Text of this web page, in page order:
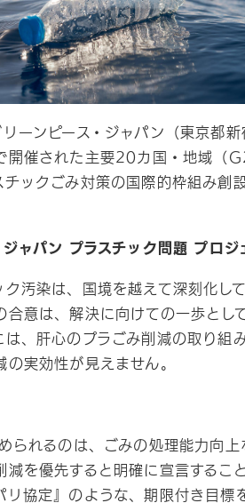
ーンピース・ジャパン（東京都
開催された主要20カ国・地域（
チックごみ対策の国際的枠組み創
ジャパン プラスチック問題 プロ
ク汚染は、国境を越えて深刻化し
合意は、解決に向けての一歩とし
は、肝心のプラごみ削減の取り組
の実効性が見えません。
られるのは、ごみの処理能力向
減を優先すると明確に宣言するこ
リ協定』のような、期限付き目標